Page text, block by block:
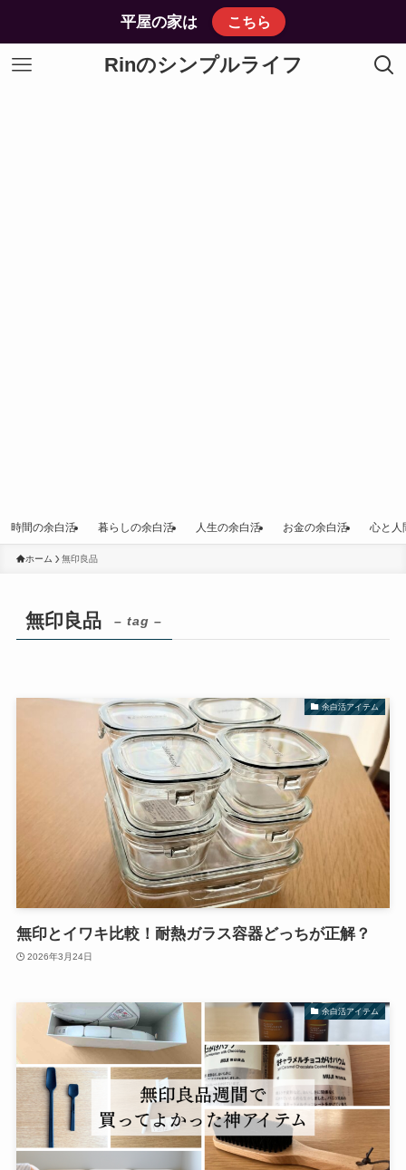
平屋の家は こちら
Rinのシンプルライフ
時間の余白活 暮らしの余白活 人生の余白活 お金の余白活 心と人
ホーム 無印良品
無印良品 – tag –
余白活アイテム
無印とイワキ比較！耐熱ガラス容器どっちが正解？
2026年3月24日
余白活アイテム